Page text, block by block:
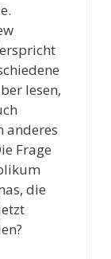
lesen,
anderes
Frage
die